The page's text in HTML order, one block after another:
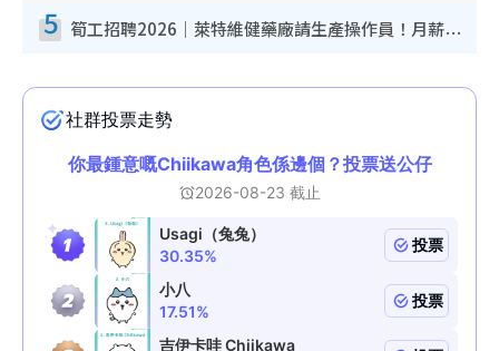
5 筍工招聘2026｜萊特維健藥廠請生產操作員！月薪高達$1.7萬 冷氣廠房/五天工作/保證雙糧